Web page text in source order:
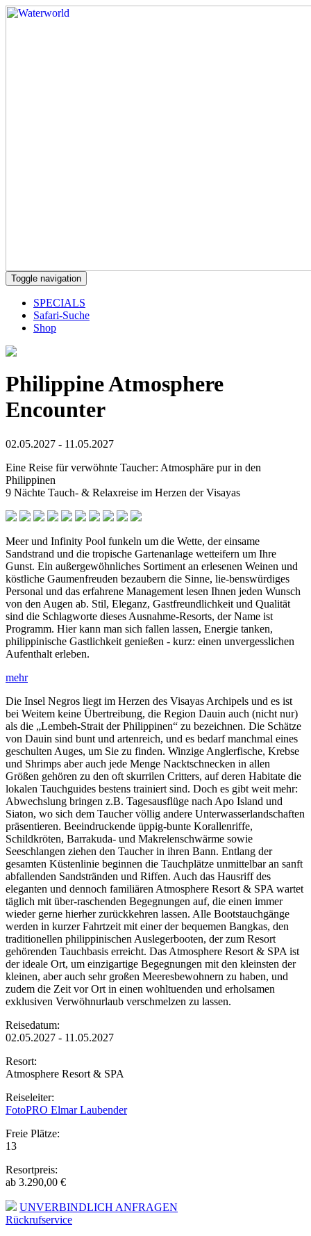
Toggle navigation
SPECIALS
Safari-Suche
Shop
Philippine Atmosphere
Encounter
02.05.2027 - 11.05.2027
Eine Reise für verwöhnte Taucher: Atmosphäre pur in den
Philippinen
9 Nächte Tauch- & Relaxreise im Herzen der Visayas
Meer und Infinity Pool funkeln um die Wette, der einsame
Sandstrand und die tropische Gartenanlage wetteifern um Ihre
Gunst. Ein außergewöhnliches Sortiment an erlesenen Weinen und
köstliche Gaumenfreuden bezaubern die Sinne, lie-benswürdiges
Personal und das erfahrene Management lesen Ihnen jeden Wunsch
von den Augen ab. Stil, Eleganz, Gastfreundlichkeit und Qualität
sind die Schlagworte dieses Ausnahme-Resorts, der Name ist
Programm. Hier kann man sich fallen lassen, Energie tanken,
philippinische Gastlichkeit genießen - kurz: einen unvergesslichen
Aufenthalt erleben.
Die Insel Negros liegt im Herzen des Visayas Archipels und es ist
bei Weitem keine Übertreibung, die Region Dauin auch (nicht nur)
als die „Lembeh-Strait der Philippinen“ zu bezeichnen. Die Schätze
von Dauin sind bunt und artenreich, und es bedarf manchmal eines
geschulten Auges, um Sie zu finden. Winzige Anglerfische, Krebse
und Shrimps aber auch jede Menge Nacktschnecken in allen
Größen gehören zu den oft skurrilen Critters, auf deren Habitate die
lokalen Tauchguides bestens trainiert sind. Doch es gibt weit mehr:
Abwechslung bringen z.B. Tagesausflüge nach Apo Island und
Siaton, wo sich dem Taucher völlig andere Unterwasserlandschaften
präsentieren. Beeindruckende üppig-bunte Korallenriffe,
Schildkröten, Barrakuda- und Makrelenschwärme sowie
Seeschlangen ziehen den Taucher in ihren Bann. Entlang der
gesamten Küstenlinie beginnen die Tauchplätze unmittelbar an sanft
abfallenden Sandstränden und Riffen. Auch das Hausriff des
eleganten und dennoch familiären Atmosphere Resort & SPA wartet
täglich mit über-raschenden Begegnungen auf, die einen immer
wieder gerne hierher zurückkehren lassen. Alle Bootstauchgänge
werden in kurzer Fahrtzeit mit einer der bequemen Bangkas, den
traditionellen philippinischen Auslegerbooten, der zum Resort
gehörenden Tauchbasis erreicht. Das Atmosphere Resort & SPA ist
der ideale Ort, um einzigartige Begegnungen mit den kleinsten der
kleinen, aber auch sehr großen Meeresbewohnern zu haben, und
zudem die Zeit vor Ort in einen wohltuenden und erholsamen
exklusiven Verwöhnurlaub verschmelzen zu lassen.
Reisedatum:
02.05.2027 - 11.05.2027
Resort:
Atmosphere Resort & SPA
Reiseleiter:
FotoPRO Elmar Laubender
Freie Plätze:
13
Resortpreis:
ab 3.290,00 €
UNVERBINDLICH ANFRAGEN
Rückrufservice